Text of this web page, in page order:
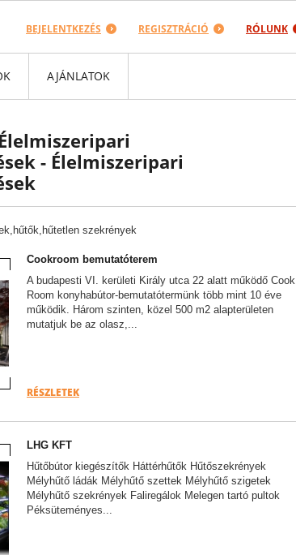
RÓLUNK
REGISZTRÁCIÓ
BEJELENTKEZÉS
AJÁNLATOK
- Élelmiszeripari
szekrények
Cookroom bemutatóterem
A budapesti VI. kerületi Király utca 22 alatt működő Cook
Room konyhabútor-bemutatótermünk több mint 10 éve
működik. Három szinten, közel 500 m2 alapterületen
mutatjuk be az olasz,...
RÉSZLETEK
LHG KFT
Hűtőbútor kiegészítők Háttérhűtők Hűtőszekrények
Mélyhűtő ládák Mélyhűtő szettek Mélyhűtő szigetek
Mélyhűtő szekrények Faliregálok Melegen tartó pultok
Péksüteményes...